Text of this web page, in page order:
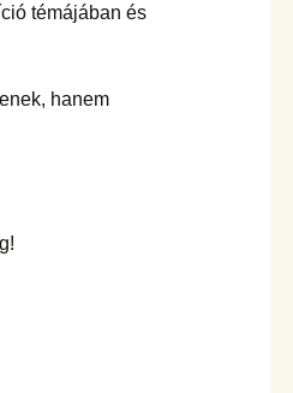
témájában és
hanem